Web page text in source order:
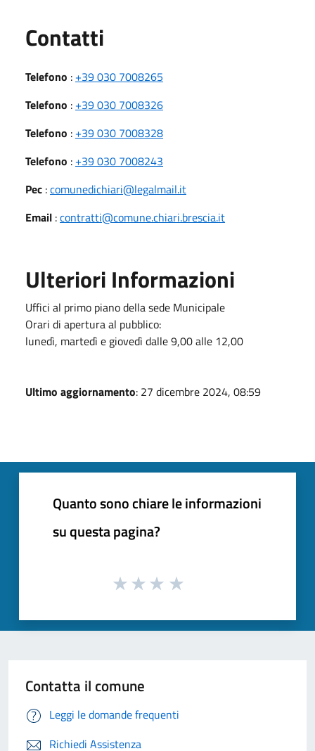
Contatti
Telefono : +39 030 7008265
Telefono : +39 030 7008326
Telefono : +39 030 7008328
Telefono : +39 030 7008243
Pec :comunedichiari@legalmail.it
Email :contratti@comune.chiari.brescia.it
Ulteriori Informazioni
Uffici al primo piano della sede Municipale
Orari di apertura al pubblico:
lunedì, martedì e giovedì dalle 9,00 alle 12,00
Ultimo aggiornamento: 27 dicembre 2024, 08:59
Quanto sono chiare le informazioni
su questa pagina?
Contatta il comune
Leggi le domande frequenti
Richiedi Assistenza